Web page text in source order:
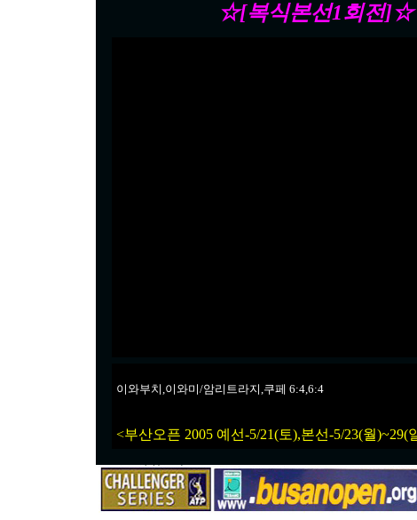
☆[복식본선1회전]☆
이와부치,이와미/암리트라지,쿠페 6:4,6:4
<부산오픈 2005 예선-5/21(토),본선-5/23(월)~29(